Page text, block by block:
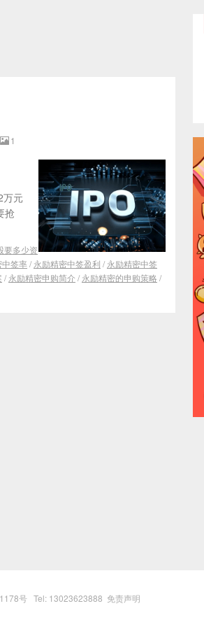
1
万元
抢
要多少资
中签率/ 永励精密中签盈利 / 永励精密中签
/ 永励精密申购简介 / 永励精密的申购策略 /
号 Tel: 13023623888 免责声明